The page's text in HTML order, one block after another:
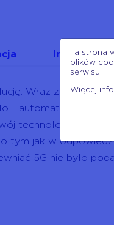
Inne filmy
Wraz z jej
automatyczne
technologii, ale i
tym jak w
5G nie było
Ta strona
plików
serwisu.
Więcej